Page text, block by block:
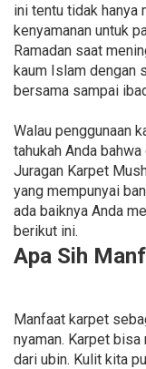
ini tentu tidak hanya
kenyamanan untuk
Ramadan saat
kaum Islam dengan
bersama sampai
Walau penggunaan
tahukah Anda
Juragan Karpet
yang mempunyai
ada baiknya Anda
berikut ini.
Apa Sih
Manfaat karpet
nyaman. Karpet
dari ubin. Kulit kita